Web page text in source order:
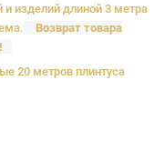
и изделий длиной 3 метра
Возврат товара
20 метров плинтуса